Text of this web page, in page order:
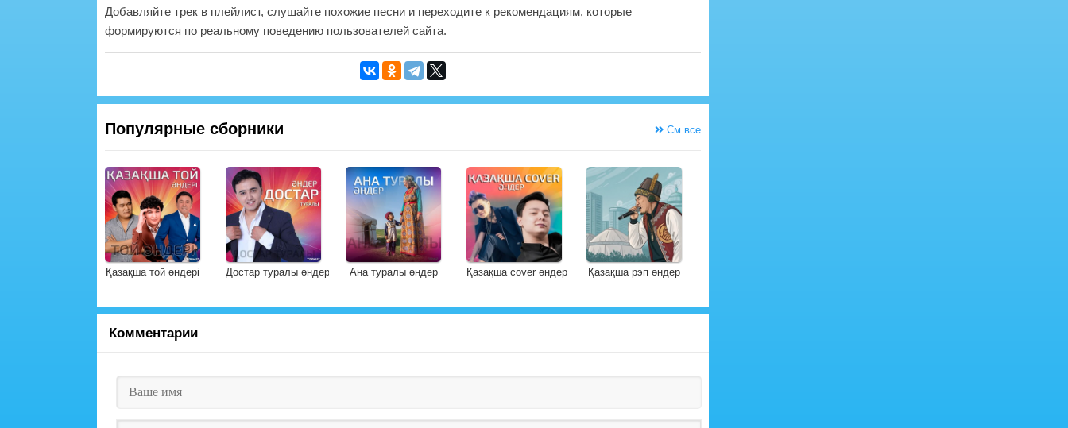
Добавляйте трек в плейлист, слушайте похожие песни и переходите к рекомендациям, которые
формируются по реальному поведению пользователей сайта.
Популярные сборники См.все
Қазақша той әндері Достар туралы әндер Ана туралы әндер Қазақша cover әндер Қазақша рэп әндер
Комментарии